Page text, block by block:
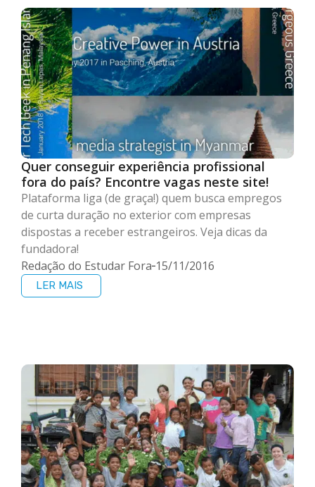
Quer conseguir experiência profissional
fora do país? Encontre vagas neste site!
Plataforma liga (de graça!) quem busca empregos
de curta duração no exterior com empresas
dispostas a receber estrangeiros. Veja dicas da
fundadora!
Redação do Estudar Fora 15/11/2016
LER MAIS